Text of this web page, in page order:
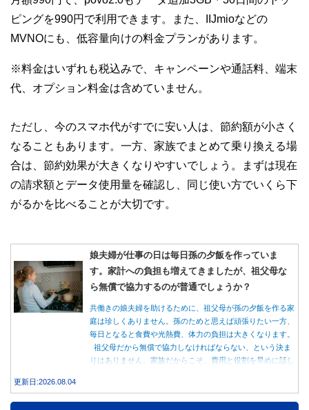
ピングを990円で利用できます。また、IIJmioなどの
MVNOにも、低容量向けの料金プランがあります。
※料金はいずれも税込みで、キャンペーンや通話料、端末
代、オプション料金は含めていません。
ただし、今のスマホ代がすでに安い人は、節約額が小さく
なることもあります。一方、家族でまとめて乗り換える場
合は、節約効果が大きくなりやすいでしょう。まずは現在
の請求額とデータ使用量を確認し、同じ使い方でいくら下
がるかを比べることが大切です。
娘夫婦が仕事の日は毎日孫の夕飯を作っていま
す。家計への負担も増えてきましたが、祖父母な
ら無償で協力するのが普通でしょうか？
共働きの娘夫婦を助けるために、祖父母が孫の夕飯を作る家
庭は珍しくありません。孫のためと思えば頑張りたい一方、
毎日となると食費や光熱費、体力の負担は大きくなります。
祖父母だから無償で協力しなければならない、という決ま
りはありません。家族だからこそ、費用と役割を早めに話し
更新日:2026.08.04